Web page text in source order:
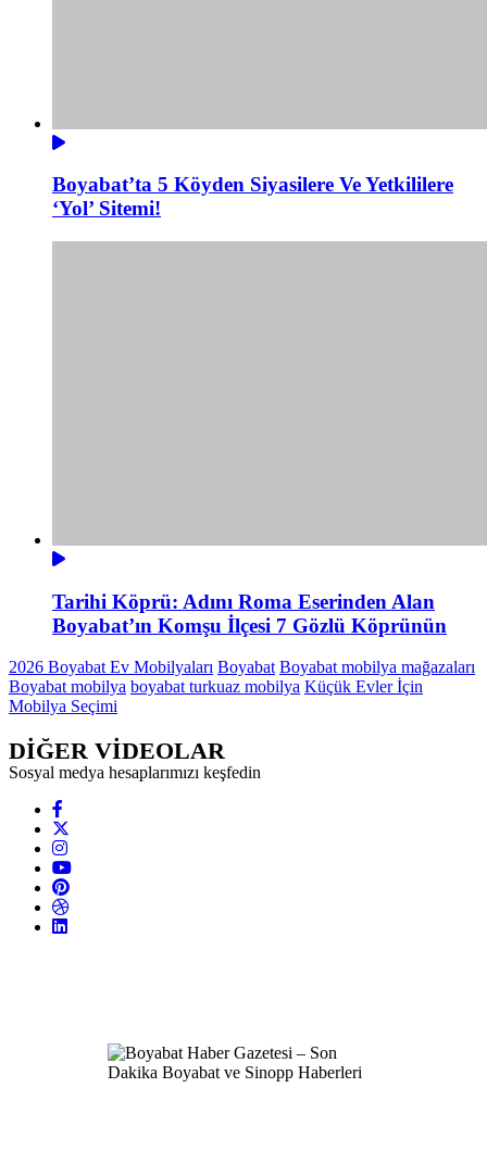
Boyabat’ta 5 Köyden Siyasilere Ve Yetkililere
‘Yol’ Sitemi!
Tarihi Köprü: Adını Roma Eserinden Alan
Boyabat’ın Komşu İlçesi 7 Gözlü Köprünün
2026 Boyabat Ev Mobilyaları Boyabat Boyabat mobilya mağazaları
Boyabat mobilya boyabat turkuaz mobilya Küçük Evler İçin
Mobilya Seçimi
DİĞER VİDEOLAR
Sosyal medya hesaplarımızı keşfedin